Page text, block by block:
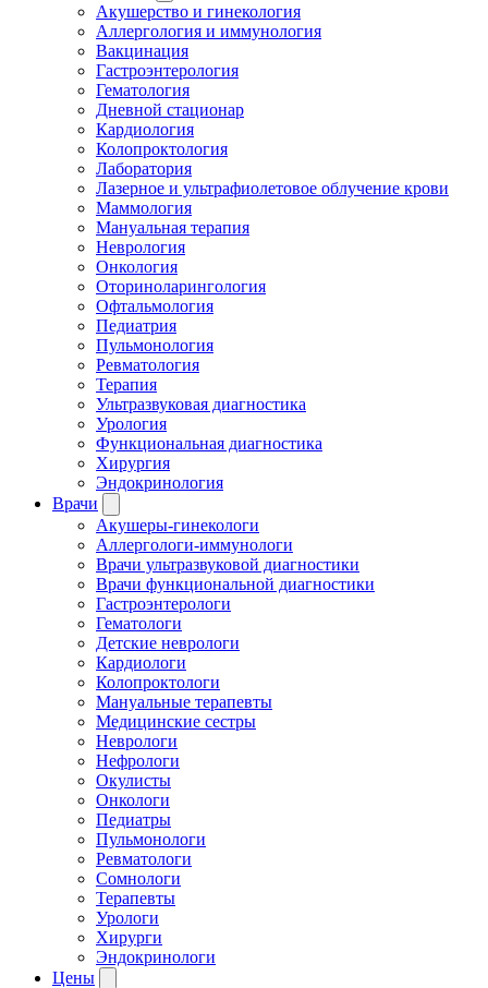
Акушерство и гинекология
Аллергология и иммунология
Вакцинация
Гастроэнтерология
Гематология
Дневной стационар
Кардиология
Колопроктология
Лаборатория
Лазерное и ультрафиолетовое облучение крови
Маммология
Мануальная терапия
Неврология
Онкология
Оториноларингология
Офтальмология
Педиатрия
Пульмонология
Ревматология
Терапия
Ультразвуковая диагностика
Урология
Функциональная диагностика
Хирургия
Эндокринология
Врачи
Акушеры-гинекологи
Аллергологи-иммунологи
Врачи ультразвуковой диагностики
Врачи функциональной диагностики
Гастроэнтерологи
Гематологи
Детские неврологи
Кардиологи
Колопроктологи
Мануальные терапевты
Медицинские сестры
Неврологи
Нефрологи
Окулисты
Онкологи
Педиатры
Пульмонологи
Ревматологи
Сомнологи
Терапевты
Урологи
Хирурги
Эндокринологи
Цены